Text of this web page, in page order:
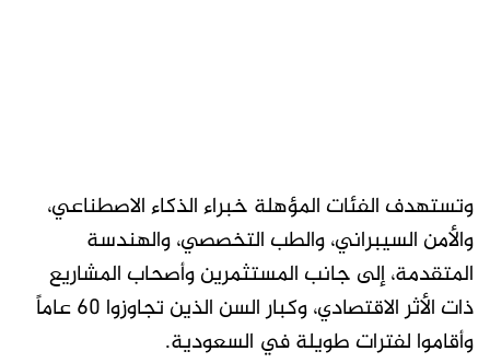
وتستهدف الفئات المؤهلة خبراء الذكاء الاصطناعي،
والأمن السيبراني، والطب التخصصي، والهندسة
المتقدمة، إلى جانب المستثمرين وأصحاب المشاريع
ذات الأثر الاقتصادي، وكبار السن الذين تجاوزوا 60 عاماً
وأقاموا لفترات طويلة في السعودية.